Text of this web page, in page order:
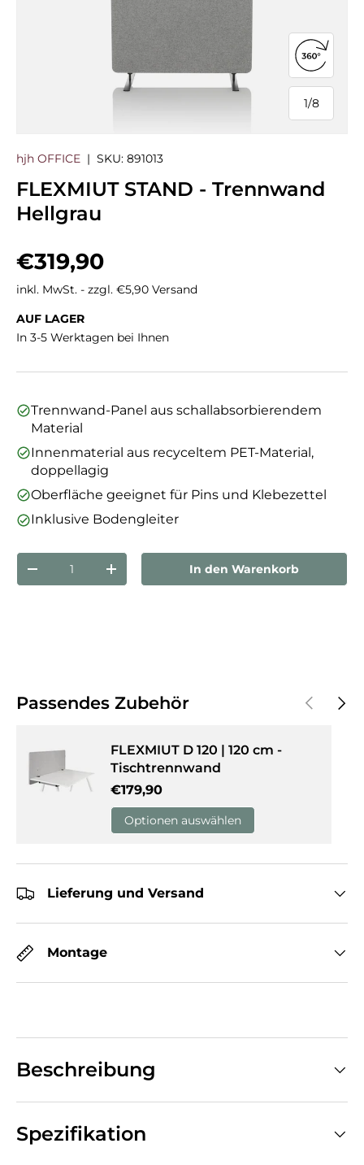
1/
von
8
360°-
hjh OFFICE | SKU: 891013
FLEXMIUT STAND - Trennwand
Hellgrau
Normaler Preis
€319,90
inkl. MwSt. - zzgl. €5,90 Versand
AUF LAGER
In 3-5 Werktagen bei Ihnen
Trennwand-Panel aus schallabsorbierendem
Material
Innenmaterial aus recyceltem PET-Material,
doppellagig
Oberfläche geeignet für Pins und Klebezettel
Inklusive Bodengleiter
Anzahl
Menge verringernMenge erhöhenIn den Warenkorb
Passendes Zubehör Vorherige
FLEXMIUT D 120 | 120 cm -
Tischtrennwand
Normaler Preis
€179,90
Optionen auswählen
Lieferung und Versand
Montage
Beschreibung
Spezifikation